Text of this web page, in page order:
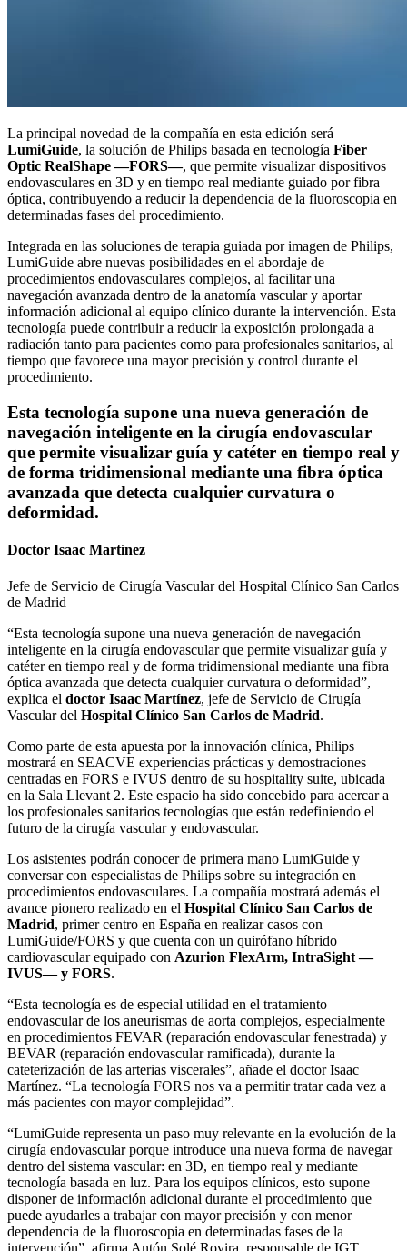
La principal novedad de la compañía en esta edición será
LumiGuide, la solución de Philips basada en tecnología Fiber
Optic RealShape —FORS—, que permite visualizar dispositivos
endovasculares en 3D y en tiempo real mediante guiado por fibra
óptica, contribuyendo a reducir la dependencia de la fluoroscopia en
determinadas fases del procedimiento.
Integrada en las soluciones de terapia guiada por imagen de Philips,
LumiGuide abre nuevas posibilidades en el abordaje de
procedimientos endovasculares complejos, al facilitar una
navegación avanzada dentro de la anatomía vascular y aportar
información adicional al equipo clínico durante la intervención. Esta
tecnología puede contribuir a reducir la exposición prolongada a
radiación tanto para pacientes como para profesionales sanitarios, al
tiempo que favorece una mayor precisión y control durante el
procedimiento.
Esta tecnología supone una nueva generación de
navegación inteligente en la cirugía endovascular
que permite visualizar guía y catéter en tiempo real y
de forma tridimensional mediante una fibra óptica
avanzada que detecta cualquier curvatura o
deformidad.
Doctor Isaac Martínez
Jefe de Servicio de Cirugía Vascular del Hospital Clínico San Carlos
de Madrid
“Esta tecnología supone una nueva generación de navegación
inteligente en la cirugía endovascular que permite visualizar guía y
catéter en tiempo real y de forma tridimensional mediante una fibra
óptica avanzada que detecta cualquier curvatura o deformidad”,
explica el doctor Isaac Martínez, jefe de Servicio de Cirugía
Vascular del Hospital Clínico San Carlos de Madrid.
Como parte de esta apuesta por la innovación clínica, Philips
mostrará en SEACVE experiencias prácticas y demostraciones
centradas en FORS e IVUS dentro de su hospitality suite, ubicada
en la Sala Llevant 2. Este espacio ha sido concebido para acercar a
los profesionales sanitarios tecnologías que están redefiniendo el
futuro de la cirugía vascular y endovascular.
Los asistentes podrán conocer de primera mano LumiGuide y
conversar con especialistas de Philips sobre su integración en
procedimientos endovasculares. La compañía mostrará además el
avance pionero realizado en el Hospital Clínico San Carlos de
Madrid, primer centro en España en realizar casos con
LumiGuide/FORS y que cuenta con un quirófano híbrido
cardiovascular equipado con Azurion FlexArm, IntraSight —
IVUS— y FORS.
“Esta tecnología es de especial utilidad en el tratamiento
endovascular de los aneurismas de aorta complejos, especialmente
en procedimientos FEVAR (reparación endovascular fenestrada) y
BEVAR (reparación endovascular ramificada), durante la
cateterización de las arterias viscerales”, añade el doctor Isaac
Martínez. “La tecnología FORS nos va a permitir tratar cada vez a
más pacientes con mayor complejidad”.
“LumiGuide representa un paso muy relevante en la evolución de la
cirugía endovascular porque introduce una nueva forma de navegar
dentro del sistema vascular: en 3D, en tiempo real y mediante
tecnología basada en luz. Para los equipos clínicos, esto supone
disponer de información adicional durante el procedimiento que
puede ayudarles a trabajar con mayor precisión y con menor
dependencia de la fluoroscopia en determinadas fases de la
intervención”, afirma Antón Solé Rovira, responsable de IGT